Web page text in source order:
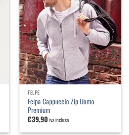
Aggiungi
alla
lista dei
desideri
FELPE
Felpa Cappuccio Zip Uomo
Premium
€39,90iva inclusa